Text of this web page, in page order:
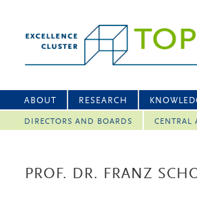
ABOUT RESEARCH
DIRECTORS AND BOARDS CENTRAL
PROF. DR. FRANZ